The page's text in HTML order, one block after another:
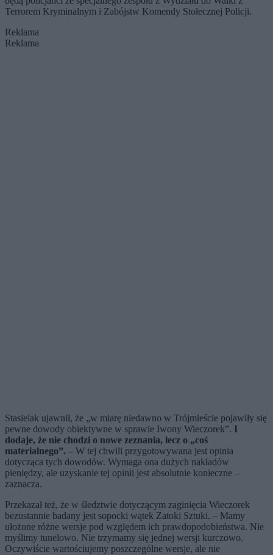
Terrorem Kryminalnym i Zabójstw Komendy Stołecznej Policji.
Reklama
Reklama
Stasielak ujawnił, że „w miarę niedawno w Trójmieście pojawiły się
pewne dowody obiektywne w sprawie Iwony Wieczorek”. I
dodaje, że nie chodzi o nowe zeznania, lecz o „coś
materialnego”. – W tej chwili przygotowywana jest opinia
dotycząca tych dowodów. Wymaga ona dużych nakładów
pieniędzy, ale uzyskanie tej opinii jest absolutnie konieczne –
zaznacza.
Przekazał też, że w śledztwie dotyczącym zaginięcia Wieczorek
bezustannie badany jest sopocki wątek Zatoki Sztuki. – Mamy
ułożone różne wersje pod względem ich prawdopodobieństwa. Nie
myślimy tunelowo. Nie trzymamy się jednej wersji kurczowo.
Oczywiście wartościujemy poszczególne wersje, ale nie